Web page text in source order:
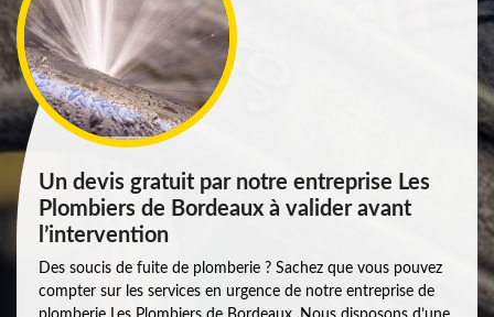
Un devis gratuit par notre entreprise Les
Plombiers de Bordeaux à valider avant
l’intervention
Des soucis de fuite de plomberie ? Sachez que vous pouvez
compter sur les services en urgence de notre entreprise de